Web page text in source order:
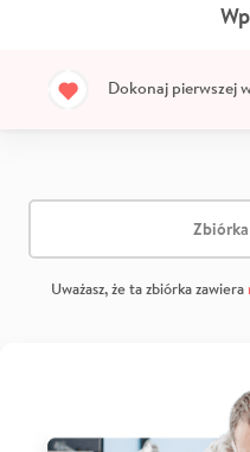
Dokonaj pierwszej
Uważasz, że ta zbiórka zawiera